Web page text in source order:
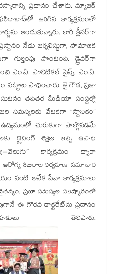
ప్రదానం చేశారు. మ్యాజిక్
జరిగిన కార్యక్రమంలో
అందుకున్నారు.లారీ క్లీనర్‌గా
నేడు జర్నలిస్టుగా, సామాజిక
గుర్తింపు పొందింది. డ్రైవర్‌గా
ఎం.ఏ. పొలిటికల్ సైన్స్, ఎం.ఏ.
పట్టాలు సాధించారు. జై గౌడ, ప్రజా
తదితర మీడియా సంస్థల్లో
సమస్యలకు వేదికగా “స్థానికం”
చురుకుగా పాల్గొనడమే
డ్రైవింగ్ శిక్షణ ఇచ్చి ఉపాధి
కార్యక్రమం ద్వారా
ఆరోగ్య శిబిరాల నిర్వహణ, సమాచార
వంటి అనేక సేవా కార్యక్రమాలు
ప్రజా సమస్యల పరిష్కారంలో
ఈ గౌరవ డాక్టరేట్‌ను ప్రదానం
తెలిపారు.